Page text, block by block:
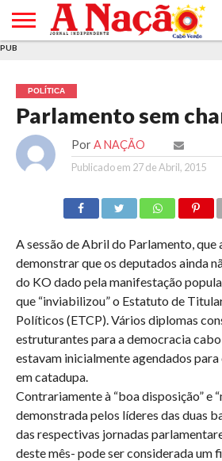
E DE
COOKIES
DE
UTILIZAÇÃO
PUB
POLÍTICA
Parlamento sem
Por A NAÇÃO
Publicado em 27 de Abril, 2015
A sessão de Abril do Parlamento, que
demonstrar que os deputados ainda
do KO dado pela manifestação
que “inviabilizou” o Estatuto de
Políticos (ETCP). Vários diplomas
estruturantes para a democracia
estavam inicialmente agendados para
em catadupa.
Contrariamente à “boa disposição” e
demonstrada pelos líderes das duas
das respectivas jornadas
deste mês- pode ser considerada um